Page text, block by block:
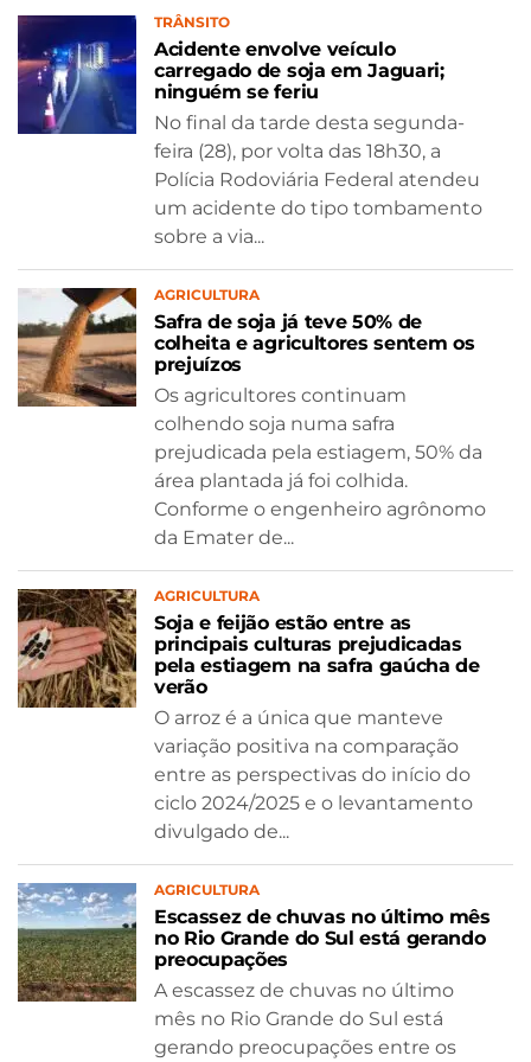
TRÂNSITO
Acidente envolve veículo
carregado de soja em Jaguari;
ninguém se feriu
No final da tarde desta segunda-
feira (28), por volta das 18h30, a
Polícia Rodoviária Federal atendeu
um acidente do tipo tombamento
sobre a via...
AGRICULTURA
Safra de soja já teve 50% de
colheita e agricultores sentem os
prejuízos
Os agricultores continuam
colhendo soja numa safra
prejudicada pela estiagem, 50% da
área plantada já foi colhida.
Conforme o engenheiro agrônomo
da Emater de...
AGRICULTURA
Soja e feijão estão entre as
principais culturas prejudicadas
pela estiagem na safra gaúcha de
verão
O arroz é a única que manteve
variação positiva na comparação
entre as perspectivas do início do
ciclo 2024/2025 e o levantamento
divulgado de...
AGRICULTURA
Escassez de chuvas no último mês
no Rio Grande do Sul está gerando
preocupações
A escassez de chuvas no último
mês no Rio Grande do Sul está
gerando preocupações entre os